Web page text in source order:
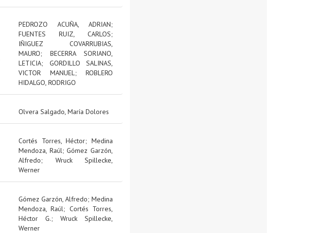
PEDROZO ACUÑA, ADRIAN;
FUENTES RUIZ, CARLOS;
IÑIGUEZ COVARRUBIAS,
MAURO; BECERRA SORIANO,
LETICIA; GORDILLO SALINAS,
VICTOR MANUEL; ROBLERO
HIDALGO, RODRIGO
Olvera Salgado, María Dolores
Cortés Torres, Héctor;Medina
Mendoza, Raúl;Gómez Garzón,
Alfredo; Wruck Spillecke,
Werner
Gómez Garzón, Alfredo; Medina
Mendoza, Raúl; Cortés Torres,
Héctor G.; Wruck Spillecke,
Werner